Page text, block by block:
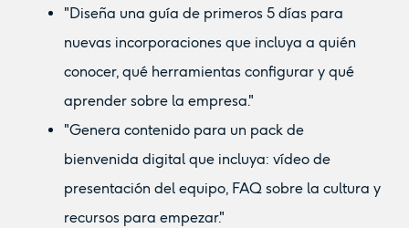
"Diseña una guía de primeros 5 días para
nuevas incorporaciones que incluya a quién
conocer, qué herramientas configurar y qué
aprender sobre la empresa."
"Genera contenido para un pack de
bienvenida digital que incluya: vídeo de
presentación del equipo, FAQ sobre la cultura y
recursos para empezar."